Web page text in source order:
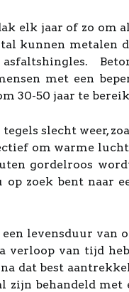
elk jaar of zo
kunnen metalen
met een
30-50 jaar te
slecht weer,
om warme
gordelroos
op zoek bent
levensduur van
verloop van tijd
dat best
zijn behandeld